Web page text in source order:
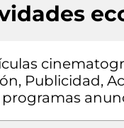
Publicidad,